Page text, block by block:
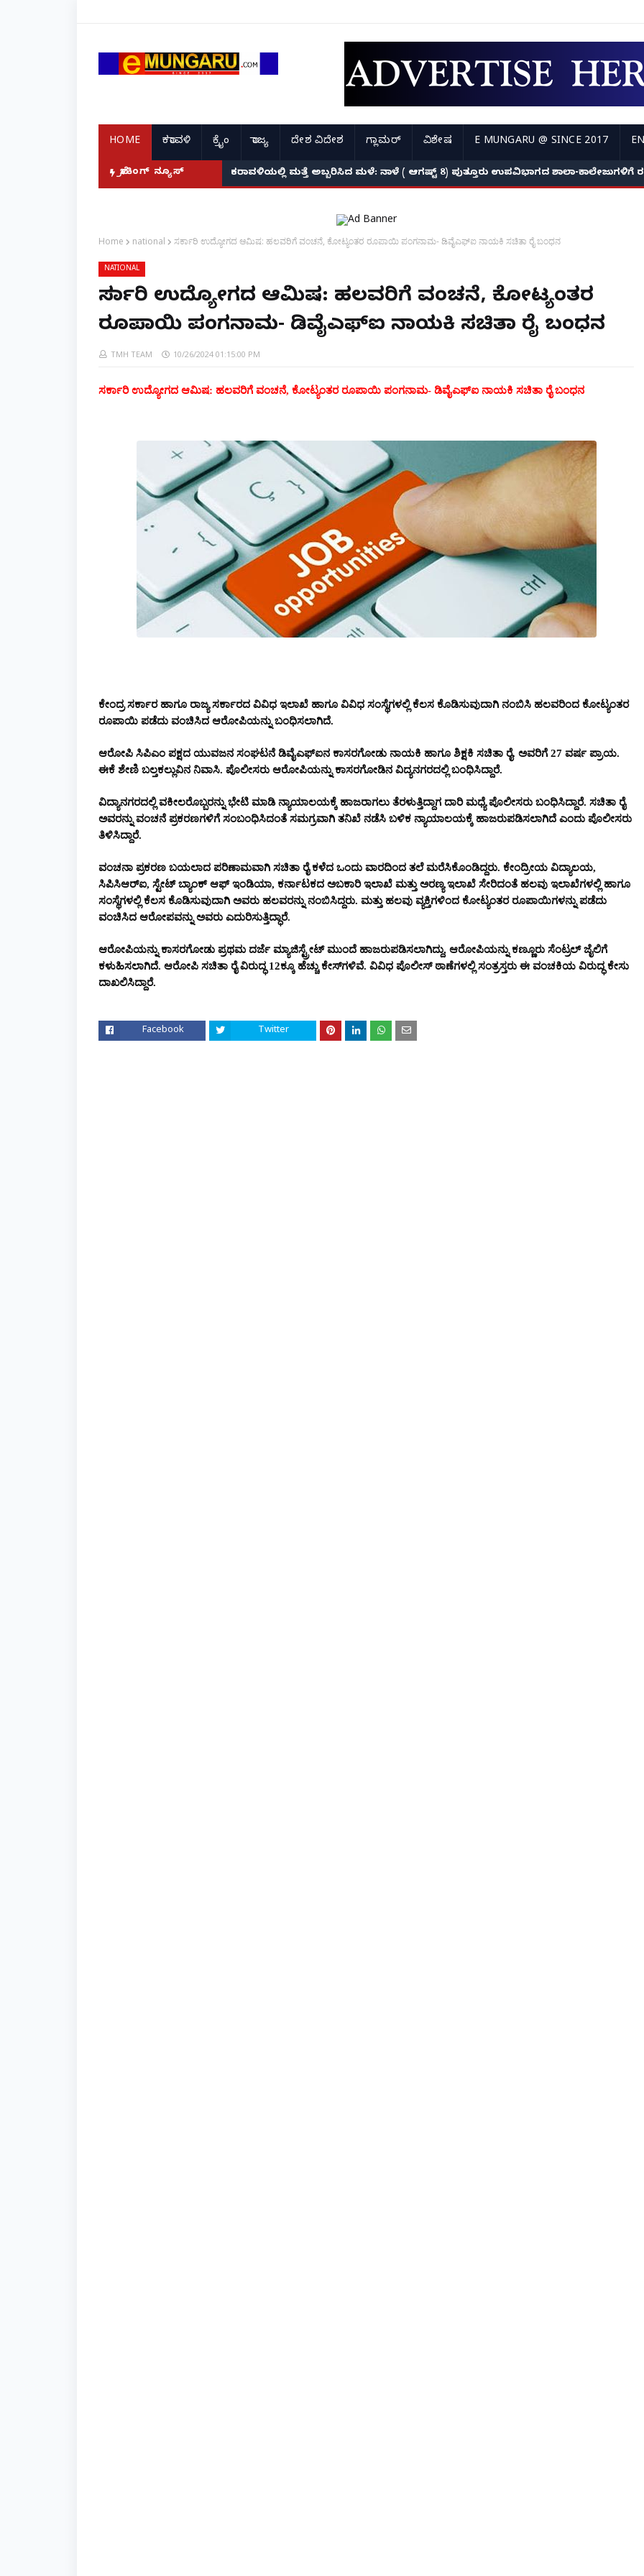
HOME ಕರಾವಳಿ ಕ್ರೈಂ ರಾಜ್ಯ ದೇಶ ವಿದೇಶ ಗ್ಲಾಮರ್ ವಿಶೇಷ E MUNGARU @ SINCE 2017
ಬ್ರೇಕಿಂಗ್ ನ್ಯೂಸ್ ಕರಾವಳಿಯಲ್ಲಿ ಮತ್ತೆ ಅಬ್ಬರಿಸಿದ ಮಳೆ: ನಾಳೆ ( ಆಗಷ್ಟ್ 8) ಪುತ್ತೂರು ಉಪವಿಭಾಗದ ಶಾಲಾ-
Home national ಸರ್ಕಾರಿ ಉದ್ಯೋಗದ ಆಮಿಷ: ಹಲವರಿಗೆ ವಂಚನೆ, ಕೋಟ್ಯಂತರ ರೂಪಾಯಿ ಪಂಗನಾಮ- ಡಿವೈಎಫ್‌ಐ ನಾಯಕಿ ಸಚಿತಾ ರೈ ಬಂಧನ
NATIONAL
ಸರ್ಕಾರಿ ಉದ್ಯೋಗದ ಆಮಿಷ: ಹಲವರಿಗೆ ವಂಚನೆ, ಕೋಟ್ಯಂತರ
ರೂಪಾಯಿ ಪಂಗನಾಮ- ಡಿವೈಎಫ್‌ಐ ನಾಯಕಿ ಸಚಿತಾ ರೈ ಬಂಧನ
TMH TEAM 10/26/2024 01:15:00 PM
ಸರ್ಕಾರಿ ಉದ್ಯೋಗದ ಆಮಿಷ: ಹಲವರಿಗೆ ವಂಚನೆ, ಕೋಟ್ಯಂತರ ರೂಪಾಯಿ ಪಂಗನಾಮ- ಡಿವೈಎಫ್‌ಐ ನಾಯಕಿ ಸಚಿತಾ ರೈ ಬಂಧನ
ಕೇಂದ್ರ ಸರ್ಕಾರ ಹಾಗೂ ರಾಜ್ಯ ಸರ್ಕಾರದ ವಿವಿಧ ಇಲಾಖೆ ಹಾಗೂ ವಿವಿಧ ಸಂಸ್ಥೆಗಳಲ್ಲಿ ಕೆಲಸ ಕೊಡಿಸುವುದಾಗಿ ನಂಬಿಸಿ ಹಲವರಿಂದ ಕೋಟ್ಯಂತರ
ರೂಪಾಯಿ ಪಡೆದು ವಂಚಿಸಿದ ಆರೋಪಿಯನ್ನು ಬಂಧಿಸಲಾಗಿದೆ.
ಆರೋಪಿ ಸಿಪಿಎಂ ಪಕ್ಷದ ಯುವಜನ ಸಂಘಟನೆ ಡಿವೈಎಫ್‌ಐನ ಕಾಸರಗೋಡು ನಾಯಕಿ ಹಾಗೂ ಶಿಕ್ಷಕಿ ಸಚಿತಾ ರೈ. ಅವರಿಗೆ 27 ವರ್ಷ ಪ್ರಾಯ.
ಈಕೆ ಶೇಣಿ ಬಲ್ತಕಲ್ಲುವಿನ ನಿವಾಸಿ. ಪೊಲೀಸರು ಆರೋಪಿಯನ್ನು ಕಾಸರಗೋಡಿನ ವಿದ್ಯನಗರದಲ್ಲಿ ಬಂಧಿಸಿದ್ದಾರೆ.
ವಿದ್ಯಾನಗರದಲ್ಲಿ ವಕೀಲರೊಬ್ಬರನ್ನು ಭೇಟಿ ಮಾಡಿ ನ್ಯಾಯಾಲಯಕ್ಕೆ ಹಾಜರಾಗಲು ತೆರಳುತ್ತಿದ್ದಾಗ ದಾರಿ ಮಧ್ಯೆ ಪೊಲೀಸರು ಬಂಧಿಸಿದ್ದಾರೆ. ಸಚಿತಾ ರೈ
ಅವರನ್ನು ವಂಚನೆ ಪ್ರಕರಣಗಳಿಗೆ ಸಂಬಂಧಿಸಿದಂತೆ ಸಮಗ್ರವಾಗಿ ತನಿಖೆ ನಡೆಸಿ ಬಳಿಕ ನ್ಯಾಯಾಲಯಕ್ಕೆ ಹಾಜರುಪಡಿಸಲಾಗಿದೆ ಎಂದು ಪೊಲೀಸರು
ತಿಳಿಸಿದ್ದಾರೆ.
ವಂಚನಾ ಪ್ರಕರಣ ಬಯಲಾದ ಪರಿಣಾಮವಾಗಿ ಸಚಿತಾ ರೈ ಕಳೆದ ಒಂದು ವಾರದಿಂದ ತಲೆ ಮರೆಸಿಕೊಂಡಿದ್ದರು. ಕೇಂದ್ರೀಯ ವಿದ್ಯಾಲಯ,
ಸಿಪಿಸಿಆರ್‌ಐ, ಸ್ಟೇಟ್ ಬ್ಯಾಂಕ್ ಆಫ್ ಇಂಡಿಯಾ, ಕರ್ನಾಟಕದ ಅಬಕಾರಿ ಇಲಾಖೆ ಮತ್ತು ಅರಣ್ಯ ಇಲಾಖೆ ಸೇರಿದಂತೆ ಹಲವು ಇಲಾಖೆಗಳಲ್ಲಿ ಹಾಗೂ
ಸಂಸ್ಥೆಗಳಲ್ಲಿ ಕೆಲಸ ಕೊಡಿಸುವುದಾಗಿ ಅವರು ಹಲವರನ್ನು ನಂಬಿಸಿದ್ದರು. ಮತ್ತು ಹಲವು ವ್ಯಕ್ತಿಗಳಿಂದ ಕೋಟ್ಯಂತರ ರೂಪಾಯಿಗಳನ್ನು ಪಡೆದು
ವಂಚಿಸಿದ ಆರೋಪವನ್ನು ಅವರು ಎದುರಿಸುತ್ತಿದ್ಧಾರೆ.
ಆರೋಪಿಯನ್ನು ಕಾಸರಗೋಡು ಪ್ರಥಮ ದರ್ಜೆ ಮ್ಯಾಜಿಸ್ಟ್ರೇಟ್‌ ಮುಂದೆ ಹಾಜರುಪಡಿಸಲಾಗಿದ್ದು, ಆರೋಪಿಯನ್ನು ಕಣ್ಣೂರು ಸೆಂಟ್ರಲ್ ಜೈಲಿಗೆ
ಕಳುಹಿಸಲಾಗಿದೆ. ಆರೋಪಿ ಸಚಿತಾ ರೈ ವಿರುದ್ಧ 12ಕ್ಕೂ ಹೆಚ್ಚು ಕೇಸ್‌ಗಳಿವೆ. ವಿವಿಧ ಪೊಲೀಸ್ ಠಾಣೆಗಳಲ್ಲಿ ಸಂತ್ರಸ್ತರು ಈ ವಂಚಕಿಯ ವಿರುದ್ಧ ಕೇಸು
ದಾಖಲಿಸಿದ್ದಾರೆ.
Facebook Twitter